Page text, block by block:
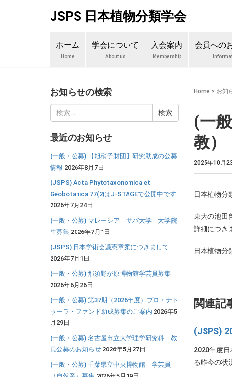
JSPS 日本植物分類学会
ホーム
Home
学会について
About us
入会案内
Membership
会員への
Home > お知
(一
教）
2025年10月
日本植物分
東大の池田
詳細につき
日本植物
関連記
(JSPS)
2020年度
る昨今の状
お知らせの検索
索:
最近のお知らせ
(一般・公募) 【旭硝子財団】研究助成の公募
情報 2026年8月7日
(JSPS) Acta Phytotaxonomica et
Geobotanica 77(2)はJ-STAGEで公開中です
2026年7月24日
(一般・公募) マレーシア サバ大学 大学院
生募集 2026年7月1日
(JSPS) 日本学術会議憲章案につきまして
2026年7月1日
(一般・公募) 那須野が原博物館学芸員募集
2026年6月26日
(一般・公募) 第37期（2026年度）プロ・ナト
ゥーラ・ファンド助成募集のご案内 2026年5
月29日
(一般・公募) 名古屋市立大学理学研究科 教
員公募のお知らせ 2026年5月27日
(一般・公募) 千葉県立中央博物館 学芸員